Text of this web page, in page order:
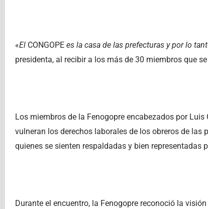
«El CONGOPE es la casa de las prefecturas y por lo
presidenta, al recibir a los más de 30 miembros que
Los miembros de la Fenogopre encabezados por
vulneran los derechos laborales de los obreros de
quienes se sienten respaldadas y bien representadas
Durante el encuentro, la Fenogopre reconoció la